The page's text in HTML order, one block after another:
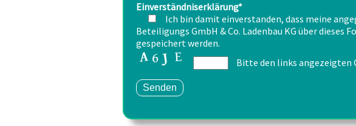
Einverständniserklärung*
Ich bin damit einverstanden, dass meine
Beteiligungs GmbH & Co. Ladenbau KG über dieses
gespeichert werden.
Bitte den links angezeigten